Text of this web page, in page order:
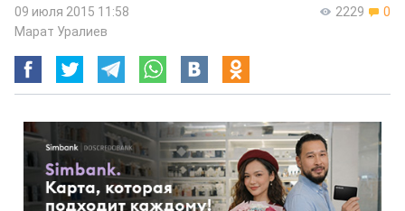
2229 0
09 июля 2015 11:58
Марат Уралиев